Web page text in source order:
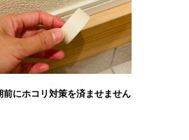
前にホコリ対策を済ませません